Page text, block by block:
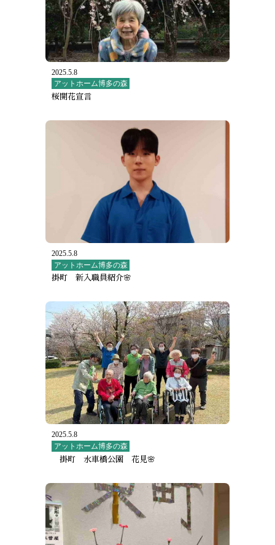
2025.5.8
アットホーム博多の森
桜開花宣言
2025.5.8
アットホーム博多の森
掛町 新入職員紹介🌸
2025.5.8
アットホーム博多の森
掛町 水車橋公園 花見🌸